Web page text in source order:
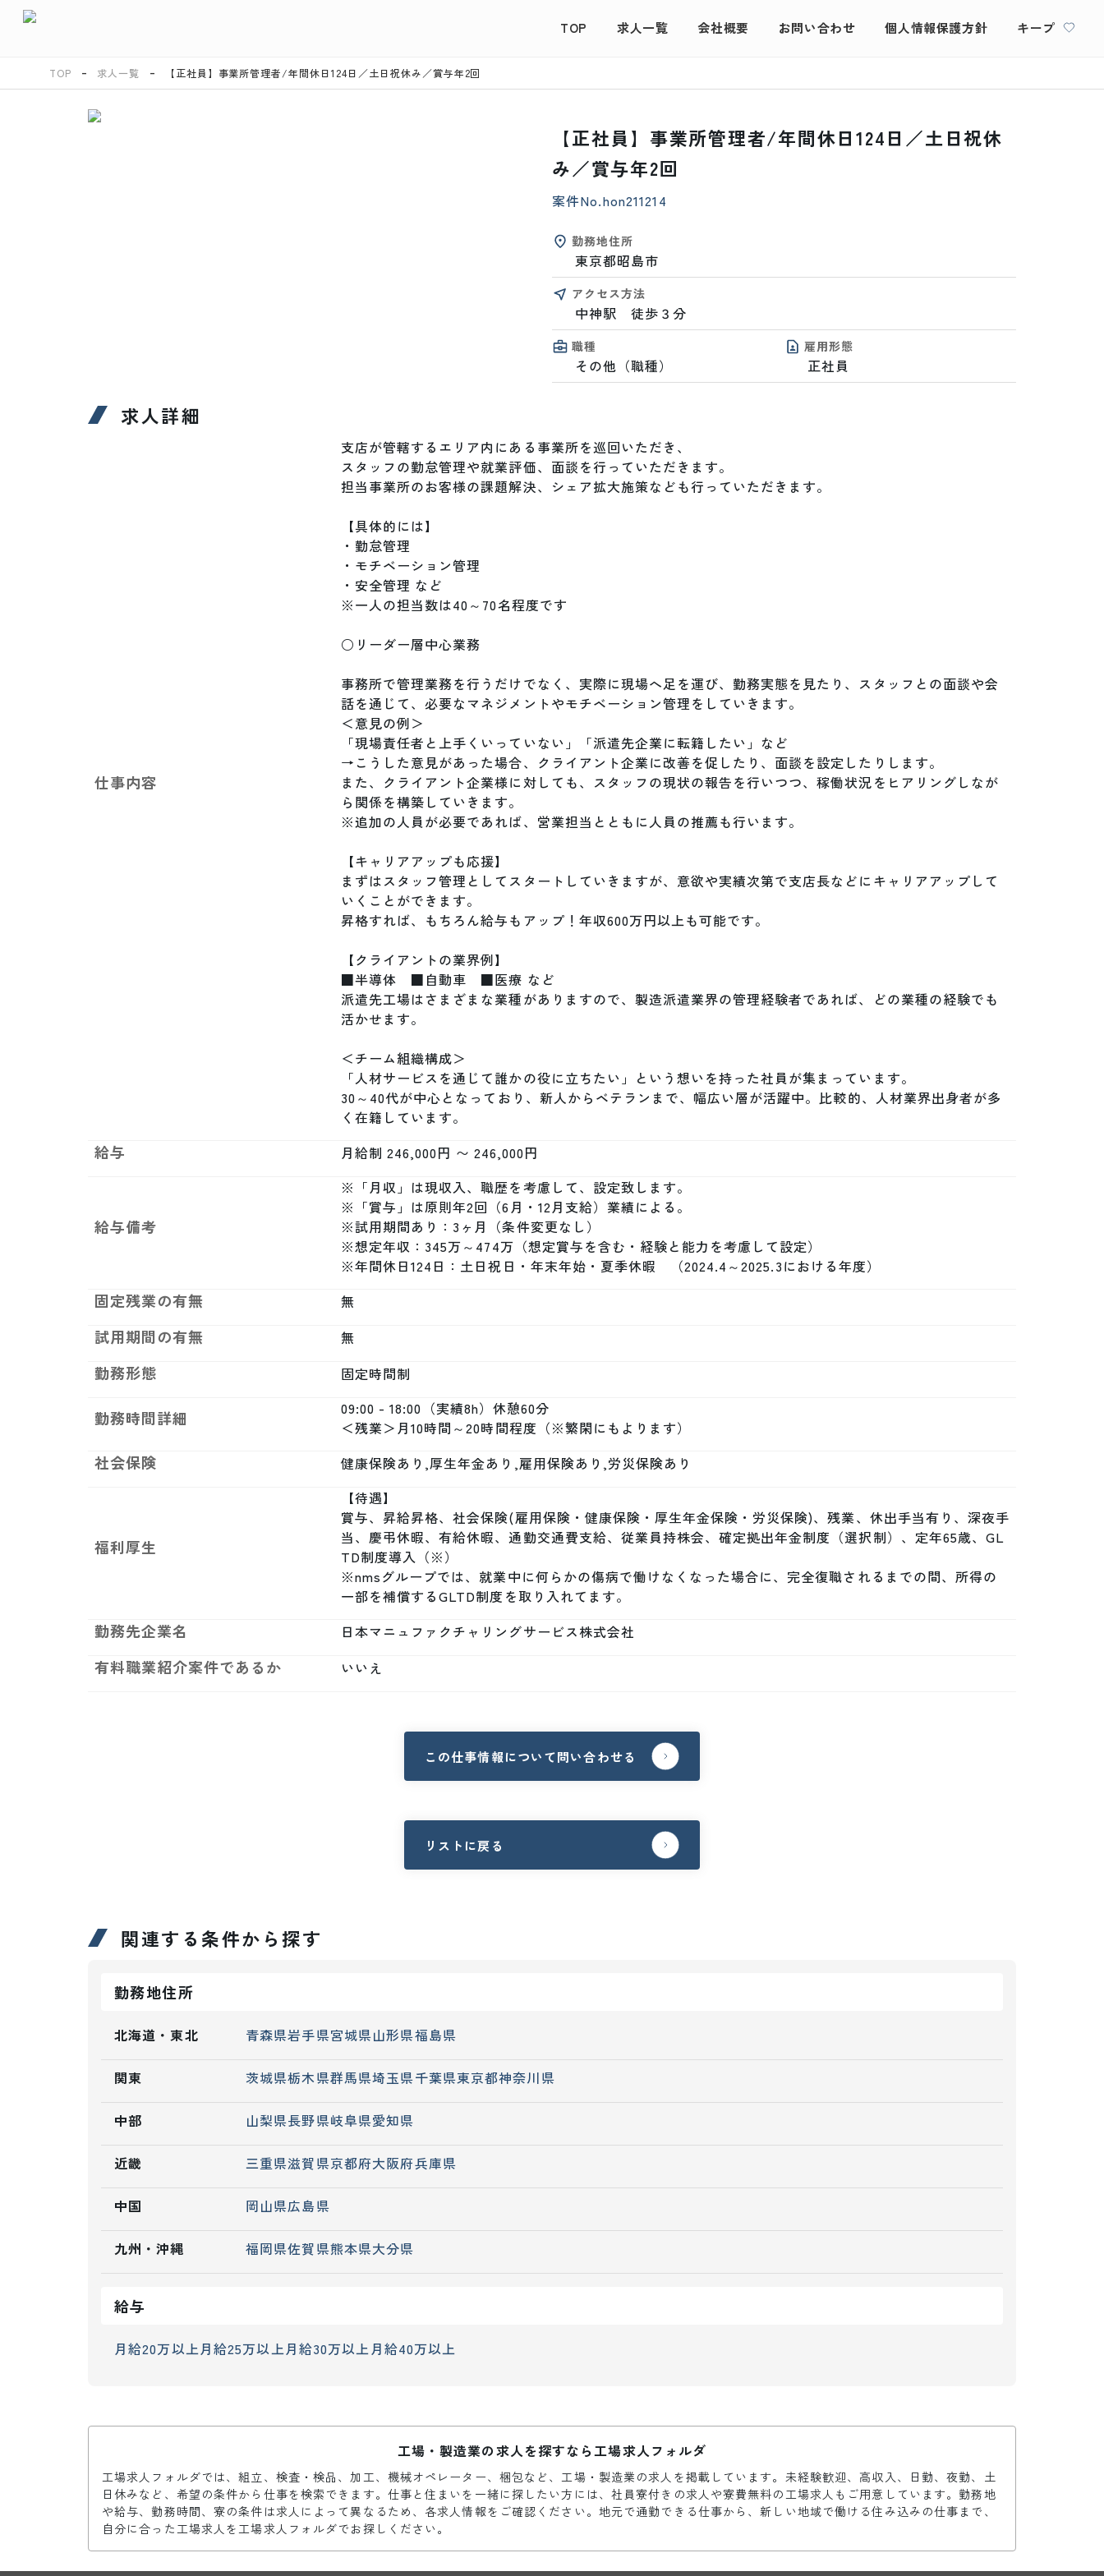
TOP 求人一覧 会社概要 お問い合わせ 個人情報保護方針 キープ
TOP 求人一覧 【正社員】事業所管理者/年間休日124日／土日祝休み／賞与年2回
【正社員】事業所管理者/年間休日124日／土日祝休
み／賞与年2回
案件No.hon211214
勤務地住所
東京都昭島市
アクセス方法
中神駅　徒歩３分
職種
その他（職種）
雇用形態
正社員
求人詳細
仕事内容
支店が管轄するエリア内にある事業所を巡回いただき、
スタッフの勤怠管理や就業評価、面談を行っていただきます。
担当事業所のお客様の課題解決、シェア拡大施策なども行っていただきます。
【具体的には】
・勤怠管理
・モチベーション管理
・安全管理 など
※一人の担当数は40～70名程度です
○リーダー層中心業務
事務所で管理業務を行うだけでなく、実際に現場へ足を運び、勤務実態を見たり、スタッフとの面談や会
話を通じて、必要なマネジメントやモチベーション管理をしていきます。
＜意見の例＞
「現場責任者と上手くいっていない」「派遣先企業に転籍したい」など
→こうした意見があった場合、クライアント企業に改善を促したり、面談を設定したりします。
また、クライアント企業様に対しても、スタッフの現状の報告を行いつつ、稼働状況をヒアリングしなが
ら関係を構築していきます。
※追加の人員が必要であれば、営業担当とともに人員の推薦も行います。
【キャリアアップも応援】
まずはスタッフ管理としてスタートしていきますが、意欲や実績次第で支店長などにキャリアアップして
いくことができます。
昇格すれば、もちろん給与もアップ！年収600万円以上も可能です。
【クライアントの業界例】
■半導体　■自動車　■医療 など
派遣先工場はさまざまな業種がありますので、製造派遣業界の管理経験者であれば、どの業種の経験でも
活かせます。
＜チーム組織構成＞
「人材サービスを通じて誰かの役に立ちたい」という想いを持った社員が集まっています。
30～40代が中心となっており、新人からベテランまで、幅広い層が活躍中。比較的、人材業界出身者が多
く在籍しています。
給与 月給制 246,000円 〜 246,000円
給与備考
※「月収」は現収入、職歴を考慮して、設定致します。
※「賞与」は原則年2回（6月・12月支給）業績による。
※試用期間あり：3ヶ月（条件変更なし）
※想定年収：345万～474万（想定賞与を含む・経験と能力を考慮して設定）
※年間休日124日：土日祝日・年末年始・夏季休暇　（2024.4～2025.3における年度）
固定残業の有無 無
試用期間の有無 無
勤務形態 固定時間制
勤務時間詳細
09:00 - 18:00（実績8h）休憩60分
＜残業＞月10時間～20時間程度（※繁閑にもよります）
社会保険 健康保険あり,厚生年金あり,雇用保険あり,労災保険あり
福利厚生
【待遇】
賞与、昇給昇格、社会保険(雇用保険・健康保険・厚生年金保険・労災保険)、残業、休出手当有り、深夜手
当、慶弔休暇、有給休暇、通勤交通費支給、従業員持株会、確定拠出年金制度（選択制）、定年65歳、GL
TD制度導入（※）
※nmsグループでは、就業中に何らかの傷病で働けなくなった場合に、完全復職されるまでの間、所得の
一部を補償するGLTD制度を取り入れてます。
勤務先企業名 日本マニュファクチャリングサービス株式会社
有料職業紹介案件であるか いいえ
この仕事情報について問い合わせる
リストに戻る
関連する条件から探す
勤務地住所
北海道・東北 青森県岩手県宮城県山形県福島県
関東 茨城県栃木県群馬県埼玉県千葉県東京都神奈川県
中部 山梨県長野県岐阜県愛知県
近畿 三重県滋賀県京都府大阪府兵庫県
中国 岡山県広島県
九州・沖縄 福岡県佐賀県熊本県大分県
給与
月給20万以上月給25万以上月給30万以上月給40万以上
工場・製造業の求人を探すなら工場求人フォルダ
工場求人フォルダでは、組立、検査・検品、加工、機械オペレーター、梱包など、工場・製造業の求人を掲載しています。未経験歓迎、高収入、日勤、夜勤、土
日休みなど、希望の条件から仕事を検索できます。仕事と住まいを一緒に探したい方には、社員寮付きの求人や寮費無料の工場求人もご用意しています。勤務地
や給与、勤務時間、寮の条件は求人によって異なるため、各求人情報をご確認ください。地元で通勤できる仕事から、新しい地域で働ける住み込みの仕事まで、
自分に合った工場求人を工場求人フォルダでお探しください。